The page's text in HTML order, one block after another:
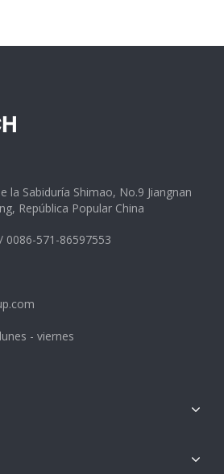
la Sabiduría Shimao, No.9 Jiangnan
República Popular China
/ 0086-571-86597553
- viernes